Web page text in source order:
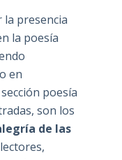
presencia
la poesía
en
poesía
son los
de las